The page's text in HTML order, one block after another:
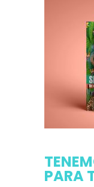
PARA